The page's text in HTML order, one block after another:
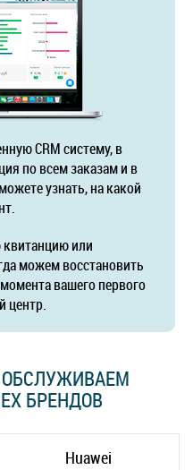
CRM систему, в
по всем заказам и в
узнать, на какой
или
можем восстановить
вашего первого
центр.
БРЕНДОВ
Huawei